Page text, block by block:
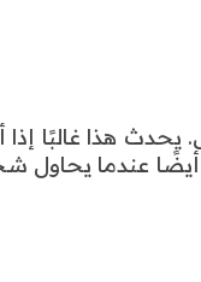
هذا غالبًا إذا
عندما يحاول